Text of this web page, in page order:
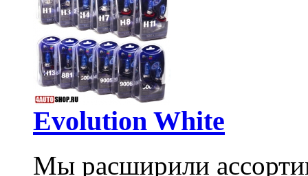
Evolution White
Мы расширили